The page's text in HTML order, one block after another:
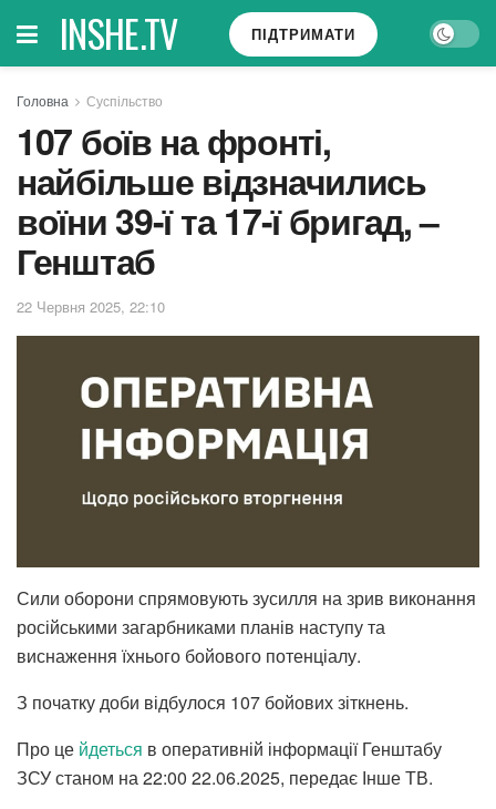
INSHE.TV ПІДТРИМАТИ
Головна Суспільство
107 боїв на фронті,
найбільше відзначились
воїни 39-ї та 17-ї бригад, –
Генштаб
22 Червня 2025, 22:10
Сили оборони спрямовують зусилля на зрив виконання
російськими загарбниками планів наступу та
виснаження їхнього бойового потенціалу.
З початку доби відбулося 107 бойових зіткнень.
Про це йдеться в оперативній інформації Генштабу
ЗСУ станом на 22:00 22.06.2025, передає Інше ТВ.